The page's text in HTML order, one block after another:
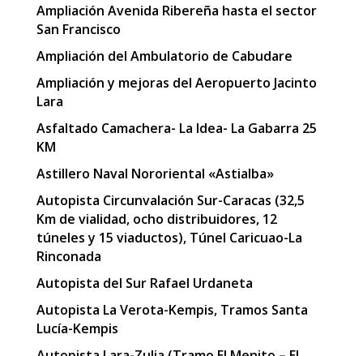
Ampliación Avenida Ribereña hasta el sector
San Francisco
Ampliación del Ambulatorio de Cabudare
Ampliación y mejoras del Aeropuerto Jacinto
Lara
Asfaltado Camachera- La Idea- La Gabarra 25
KM
Astillero Naval Nororiental «Astialba»
Autopista Circunvalación Sur-Caracas (32,5
Km de vialidad, ocho distribuidores, 12
túneles y 15 viaductos), Túnel Caricuao-La
Rinconada
Autopista del Sur Rafael Urdaneta
Autopista La Verota-Kempis, Tramos Santa
Lucía-Kempis